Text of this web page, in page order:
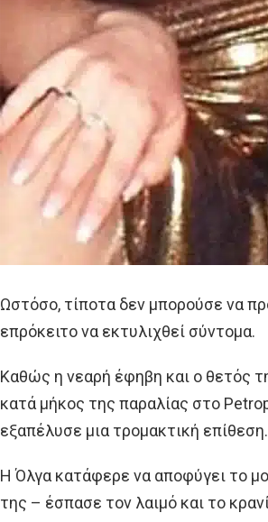
Ωστόσο, τίποτα δεν μπορούσε να
επρόκειτο να εκτυλιχθεί σύντομα.
Καθώς η νεαρή έφηβη και ο θετός
κατά μήκος της παραλίας στο
εξαπέλυσε μια τρομακτική επίθεση.
Η Όλγα κατάφερε να αποφύγει το
της – έσπασε τον λαιμό και το